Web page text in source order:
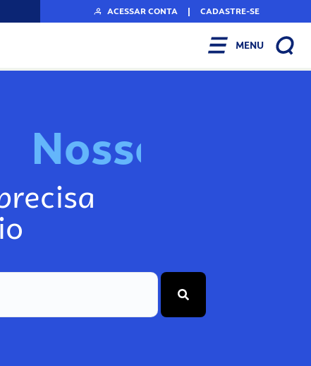
ACESSAR CONTA | CADASTRE-SE
MENU
Noss